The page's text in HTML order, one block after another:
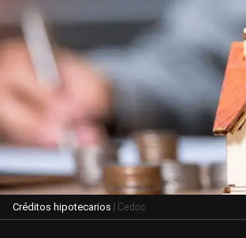
Créditos hipotecarios | Cedoc